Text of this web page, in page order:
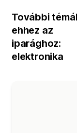
További
ehhez az
iparághoz:
elektronika